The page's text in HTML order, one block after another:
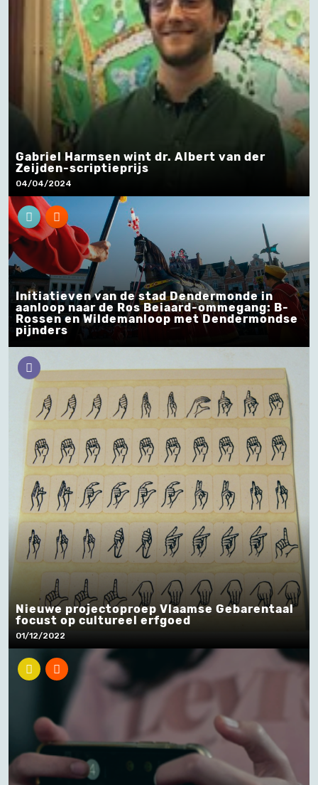
Gabriel Harmsen wint dr. Albert van der
Zeijden-scriptieprijs
04/04/2024
Initiatieven van de stad Dendermonde in
aanloop naar de Ros Beiaard-ommegang: B-
Rossen en Wildemanloop met Dendermondse
pijnders
Nieuwe projectoproep Vlaamse Gebarentaal
focust op cultureel erfgoed
01/12/2022